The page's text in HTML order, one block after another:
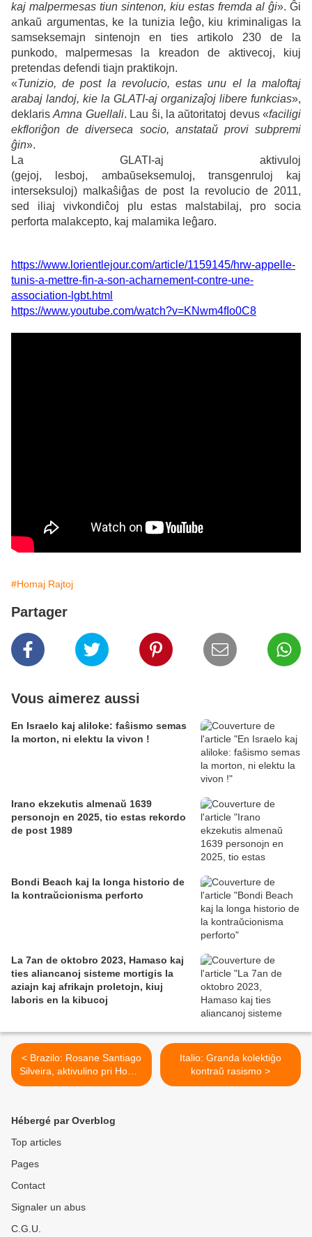
kaj malpermesas tiun sintenon, kiu estas fremda al ĝi». Ĝi
ankaŭ argumentas, ke la tunizia leĝo, kiu kriminaligas la
samseksemajn sintenojn en ties artikolo 230 de la
punkodo, malpermesas la kreadon de aktivecoj, kiuj
pretendas defendi tiajn praktikojn.
«Tunizio, de post la revolucio, estas unu el la maloftaj
arabaj landoj, kie la GLATI-aj organizaĵoj libere funkcias»,
deklarisAmna Guellali. Lau ŝi, la aŭtoritatoj devus «faciligi
ekfloriĝon de diverseca socio, anstataŭ provi subpremi
ĝin».
La GLATI-aj aktivuloj
(gejoj, lesboj, ambaŭseksemuloj, transgenruloj kaj
interseksuloj) malkaŝiĝas de post la revolucio de 2011,
sed iliaj vivkondiĉoj plu estas malstabilaj, pro socia
perforta malakcepto, kaj malamika leĝaro.
https://www.lorientlejour.com/article/1159145/hrw-appelle-
tunis-a-mettre-fin-a-son-acharnement-contre-une-
association-lgbt.html
https://www.youtube.com/watch?v=KNwm4fIo0C8
#Homaj Rajtoj
Partager
Vous aimerez aussi
En Israelo kaj aliloke: faŝismo semas
la morton, ni elektu la vivon !
Irano ekzekutis almenaŭ 1639
personojn en 2025, tio estas rekordo
de post 1989
Bondi Beach kaj la longa historio de
la kontraŭcionisma perforto
La 7an de oktobro 2023, Hamaso kaj
ties aliancanoj sisteme mortigis la
aziajn kaj afrikajn proletojn, kiuj
laboris en la kibucoj
< Brazilo: Rosane Santiago
Silveira, aktivulino pri Homaj
rajtoj kaj medio, estis
Italio: Granda kolektiĝo
kontraŭ rasismo >
Hébergé par Overblog
Top articles
Pages
Contact
Signaler un abus
C.G.U.